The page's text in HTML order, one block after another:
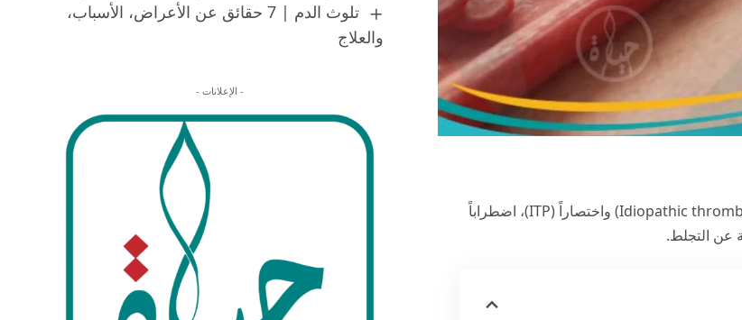
(Idiopathic thrombocytopenic purpura) واختصاراً (ITP)، اضطراباً
عن التجلط.
تلوث الدم | 7 حقائق عن الأعراض، الأسباب،
والعلاج
- الإعلانات -